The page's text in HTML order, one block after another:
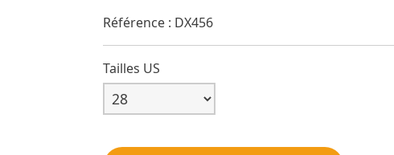
Référence : DX456
Tailles US